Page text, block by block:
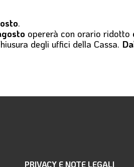
.
opererà con orario ridotto
degli uffici della Cassa.
PRIVACY E NOTE LEGALI